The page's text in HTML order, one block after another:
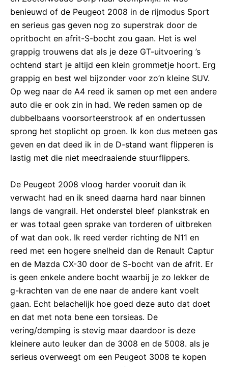
benieuwd of de Peugeot 2008 in de rijmodus Sport
en serieus gas geven nog zo superstrak door de
opritbocht en afrit-S-bocht zou gaan. Het is wel
grappig trouwens dat als je deze GT-uitvoering ’s
ochtend start je altijd een klein grommetje hoort. Erg
grappig en best wel bijzonder voor zo’n kleine SUV.
Op weg naar de A4 reed ik samen op met een andere
auto die er ook zin in had. We reden samen op de
dubbelbaans voorsorteerstrook af en ondertussen
sprong het stoplicht op groen. Ik kon dus meteen gas
geven en dat deed ik in de D-stand want flipperen is
lastig met die niet meedraaiende stuurflippers.
De Peugeot 2008 vloog harder vooruit dan ik
verwacht had en ik sneed daarna hard naar binnen
langs de vangrail. Het onderstel bleef plankstrak en
er was totaal geen sprake van torderen of uitbreken
of wat dan ook. Ik reed verder richting de N11 en
reed met een hogere snelheid dan de Renault Captur
en de Mazda CX-30 door de S-bocht van de afrit. Er
is geen enkele andere bocht waarbij je zo lekker de
g-krachten van de ene naar de andere kant voelt
gaan. Echt belachelijk hoe goed deze auto dat doet
en dat met nota bene een torsieas. De
vering/demping is stevig maar daardoor is deze
kleinere auto leuker dan de 3008 en de 5008. als je
serieus overweegt om een Peugeot 3008 te kopen